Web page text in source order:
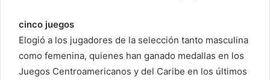
cinco juegos
Elogió a los jugadores de la selección tanto masculina
como femenina, quienes han ganado medallas en los
Juegos Centroamericanos y del Caribe en los últimos